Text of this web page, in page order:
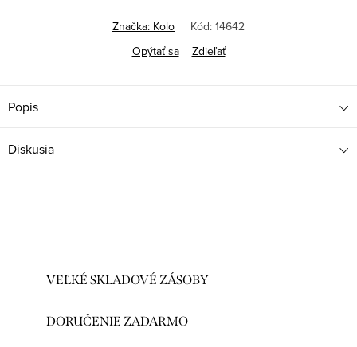
Značka: Kolo Kód: 14642
Opýtať sa
Zdieľať
Popis
Diskusia
VEĽKÉ SKLADOVÉ ZÁSOBY
DORUČENIE ZADARMO